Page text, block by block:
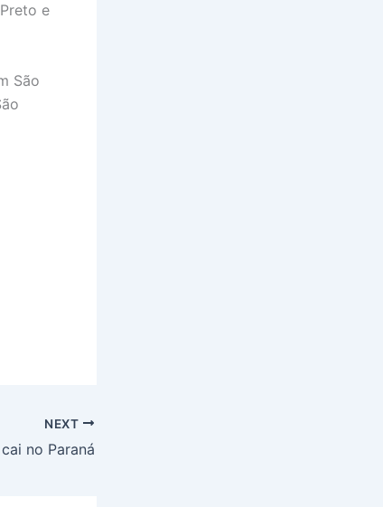
e
São
NEXT
no Paraná